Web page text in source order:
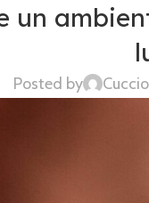
un
Posted by